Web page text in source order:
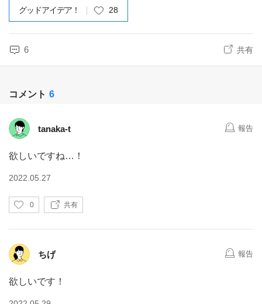
グッドアイデア！ 28
6 共有
コメント 6
tanaka-t 報告
欲しいですね…！
2022.05.27
い
0 共有
ちげ 報告
欲しいです！